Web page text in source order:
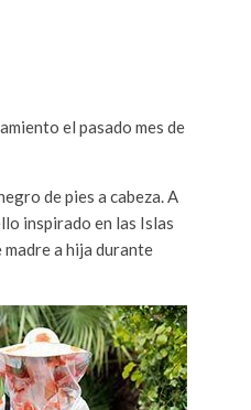
el pasado mes de
de pies a cabeza. A
inspirado en las Islas
a hija durante